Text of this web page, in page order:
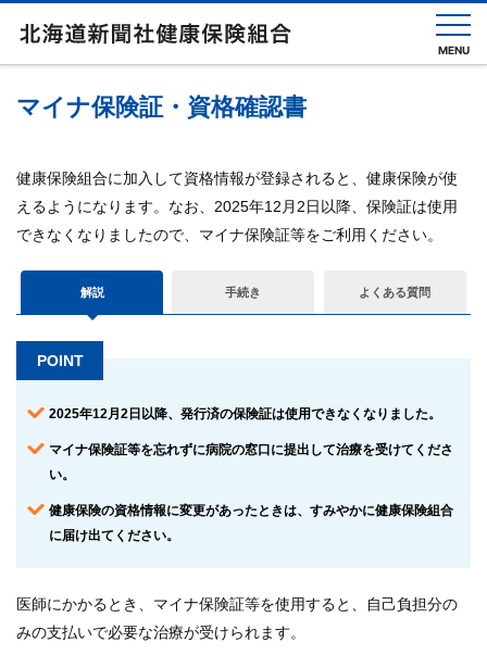
MENU
の
し
み
保
給
付
健
業
各
続
き
マイナ保険証・資格確認書
健康保険組合に加入して資格情報が登録されると、健康保険が使
えるようになります。なお、2025年12月2日以降、保険証は使用
できなくなりましたので、マイナ保険証等をご利用ください。
解説 手続き よくある質問
POINT
2025年12月2日以降、発行済の保険証は使用できなくなりました。
マイナ保険証等を忘れずに病院の窓口に提出して治療を受けてくださ
い。
健康保険の資格情報に変更があったときは、すみやかに健康保険組合
に届け出てください。
医師にかかるとき、マイナ保険証等を使用すると、自己負担分の
みの支払いで必要な治療が受けられます。